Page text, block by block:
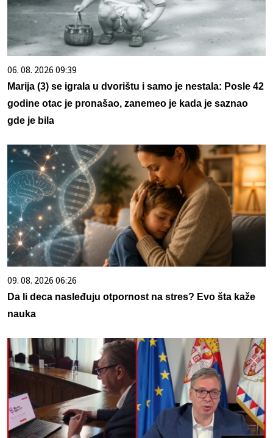
06. 08. 2026 09:39
Marija (3) se igrala u dvorištu i samo je nestala: Posle 42
godine otac je pronašao, zanemeo je kada je saznao
gde je bila
09. 08. 2026 06:26
Da li deca nasleđuju otpornost na stres? Evo šta kaže
nauka